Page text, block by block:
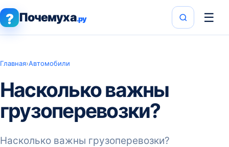
? Почемуха.ру ☰
Главная›Автомобили
Насколько важны
грузоперевозки?
Насколько важны грузоперевозки?